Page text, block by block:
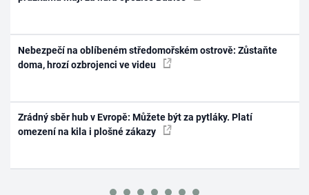
Nebezpečí na oblíbeném středomořském ostrově: Zůstaňte
doma, hrozí ozbrojenci ve videu
Zrádný sběr hub v Evropě: Můžete být za pytláky. Platí
omezení na kila i plošné zákazy